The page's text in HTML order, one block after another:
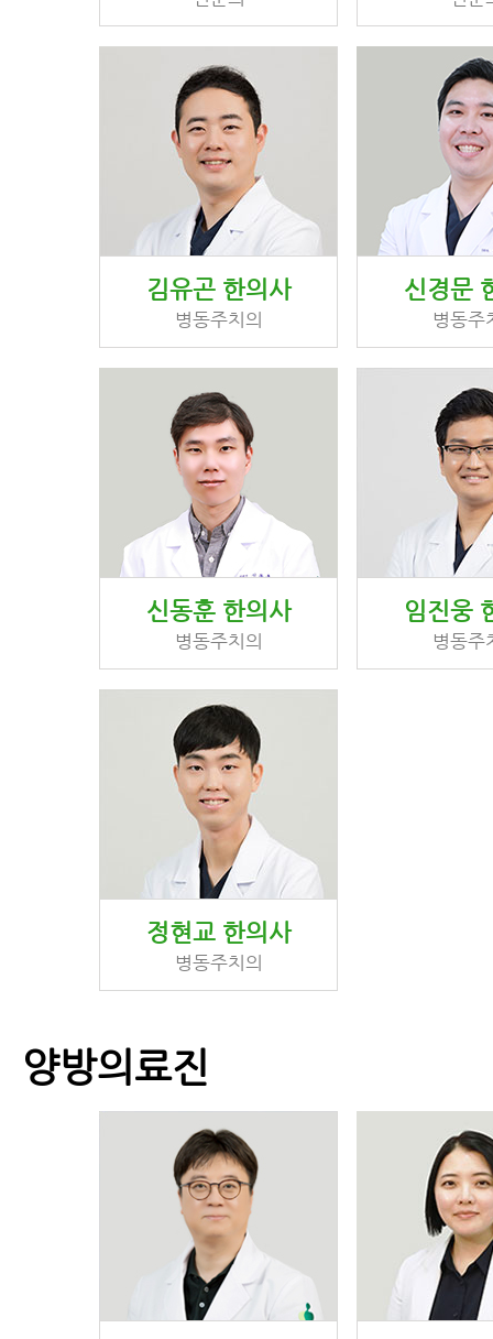
김유곤 한의사
병동주치의
신경문
병동주
신동훈 한의사
병동주치의
임진웅
병동주
정현교 한의사
병동주치의
양방의료진